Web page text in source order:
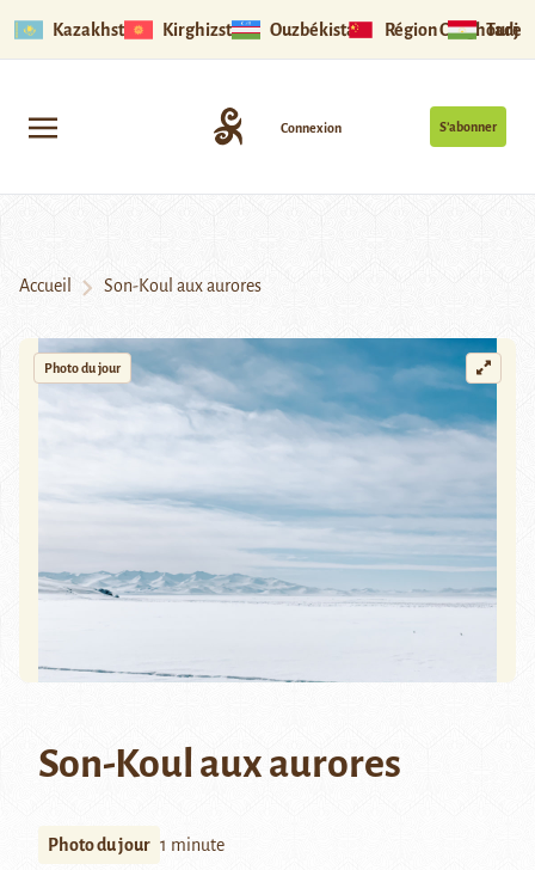
Kazakhstan Kirghizstan Ouzbékistan Région Ouïghoure
S’abonner
Connexion
Accueil Son-Koul aux aurores
Photo du jour
Son-Koul aux aurores
Photo du jour 1 minute